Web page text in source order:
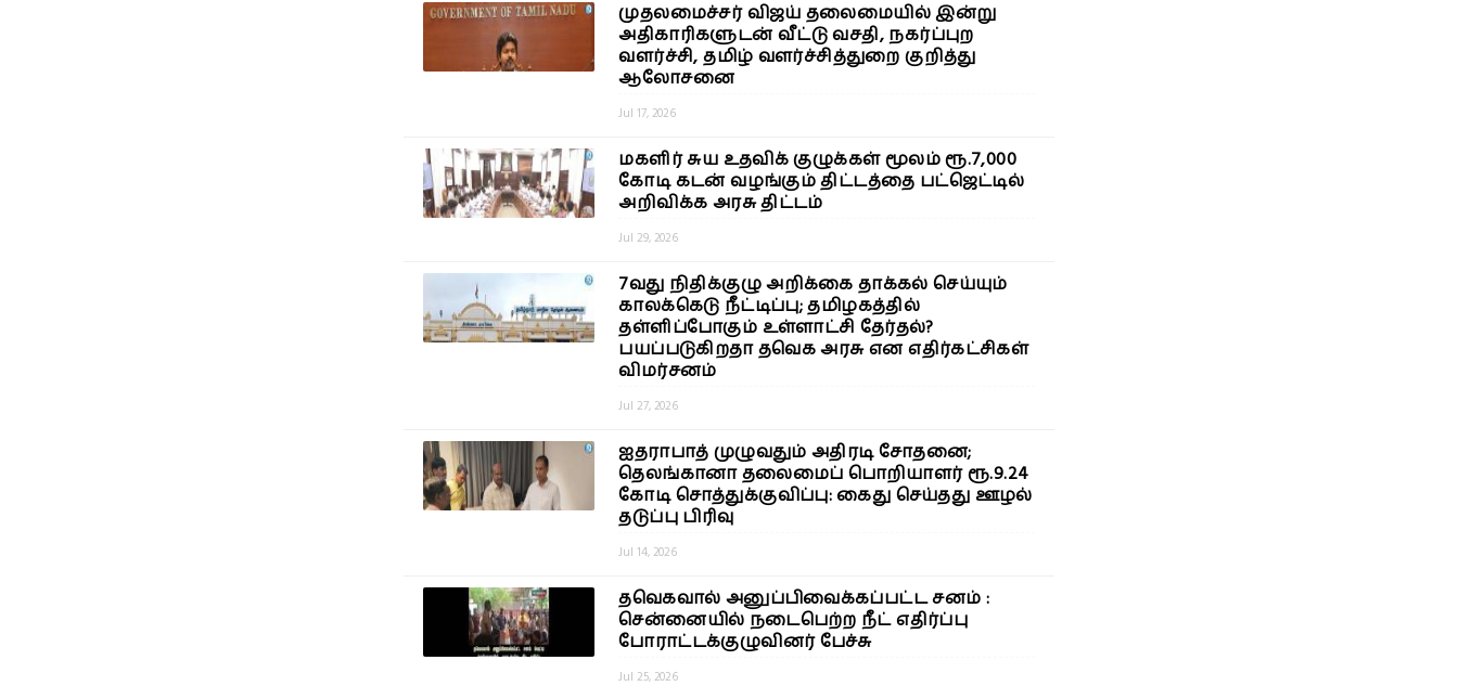
முதலமைச்சர் விஜய் தலைமையில் இன்று
அதிகாரிகளுடன் வீட்டு வசதி, நகர்ப்புற
வளர்ச்சி, தமிழ் வளர்ச்சித்துறை குறித்து
ஆலோசனை
Jul 17, 2026
மகளிர் சுய உதவிக் குழுக்கள் மூலம் ரூ.7,000
கோடி கடன் வழங்கும் திட்டத்தை பட்ஜெட்டில்
அறிவிக்க அரசு திட்டம்
Jul 29, 2026
7வது நிதிக்குழு அறிக்கை தாக்கல் செய்யும்
காலக்கெடு நீட்டிப்பு; தமிழகத்தில்
தள்ளிப்போகும் உள்ளாட்சி தேர்தல்?
பயப்படுகிறதா தவெக அரசு என எதிர்கட்சிகள்
விமர்சனம்
Jul 27, 2026
ஐதராபாத் முழுவதும் அதிரடி சோதனை;
தெலங்கானா தலைமைப் பொறியாளர் ரூ.9.24
கோடி சொத்துக்குவிப்பு: கைது செய்தது ஊழல்
தடுப்பு பிரிவு
Jul 14, 2026
தவெகவால் அனுப்பிவைக்கப்பட்ட சனம் :
சென்னையில் நடைபெற்ற நீட் எதிர்ப்பு
போராட்டக்குழுவினர் பேச்சு
Jul 25, 2026